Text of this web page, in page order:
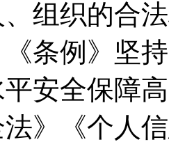
组织的合
条例》坚
安全保障
法》《个人